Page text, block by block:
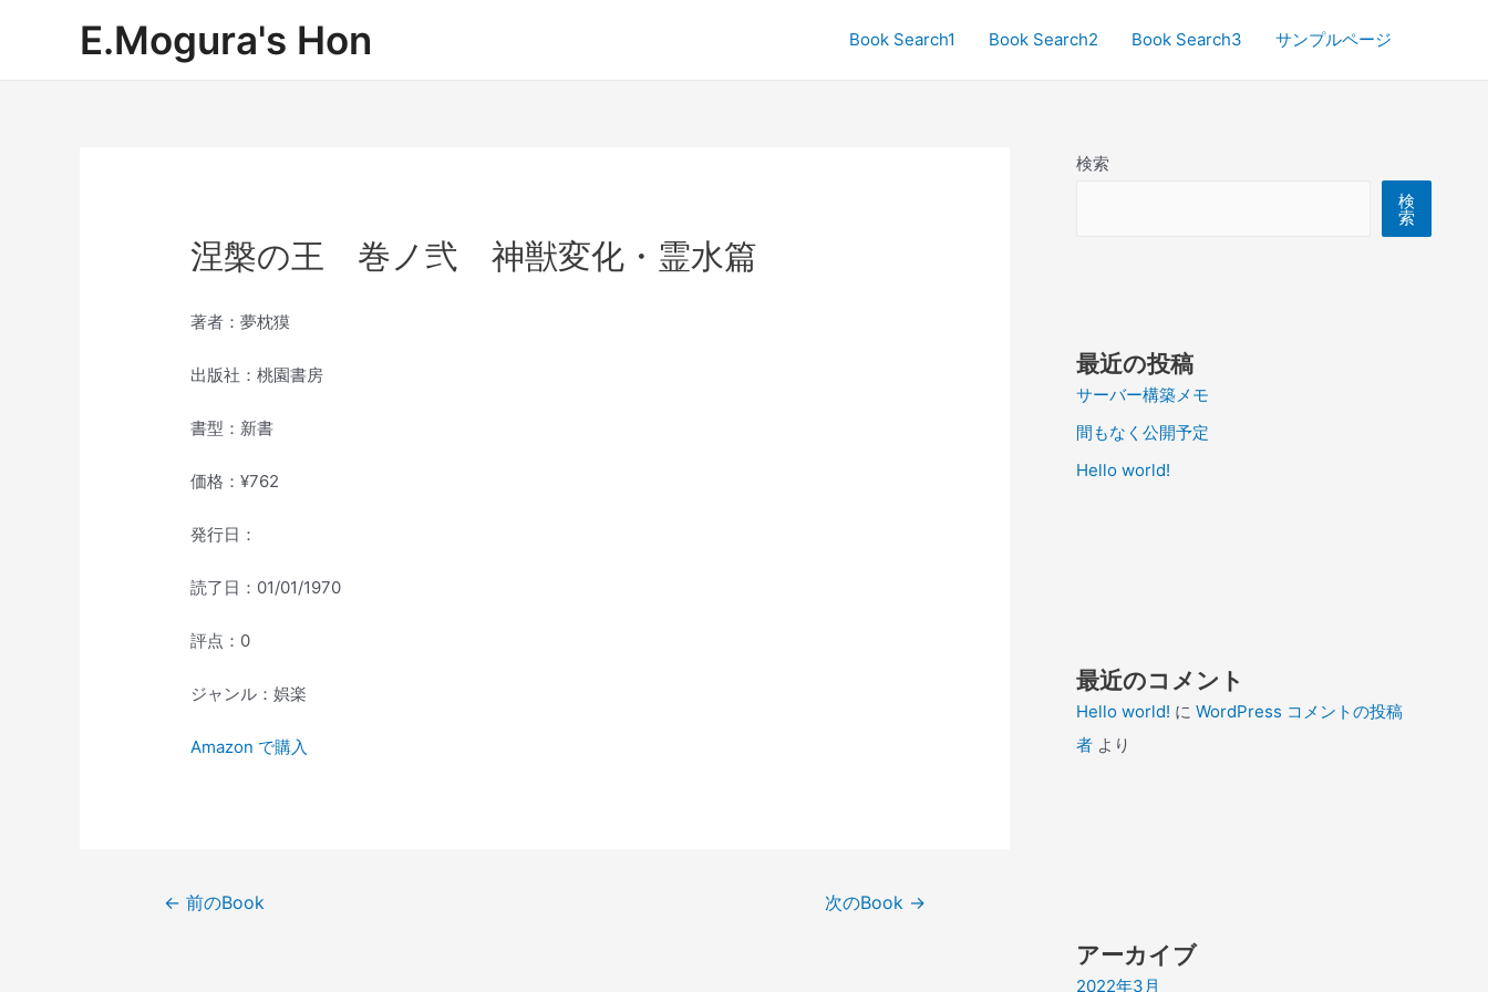
E.Mogura's Hon Book Search1 Book Search2 Book Search3 サンプルページ
涅槃の王 巻ノ弐 神獣変化・霊水篇
著者：夢枕獏
出版社：桃園書房
書型：新書
価格：¥762
発行日：
読了日：01/01/1970
評点：0
ジャンル：娯楽
Amazon で購入
← 前のBook 次のBook →
検索
検
索
最近の投稿
サーバー構築メモ
間もなく公開予定
Hello world!
最近のコメント
Hello world! に WordPress コメントの投稿
者 より
アーカイブ
2022年3月